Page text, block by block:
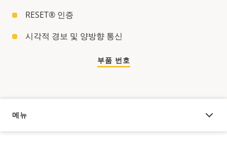
RESET® 인증
시각적 경보 및 양방향 통신
부품 번호
메뉴
오버뷰